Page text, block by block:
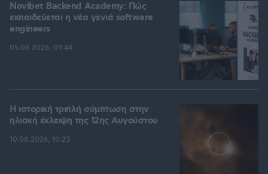
Novibet Backend Academy: Πώς
εκπαιδεύεται η νέα γενιά software
engineers
05.08.2026, 09:44
Η ιστορική τριπλή σύμπτωση στην
ηλιακή έκλειψη της 12ης Αυγούστου
10.08.2026, 10:23